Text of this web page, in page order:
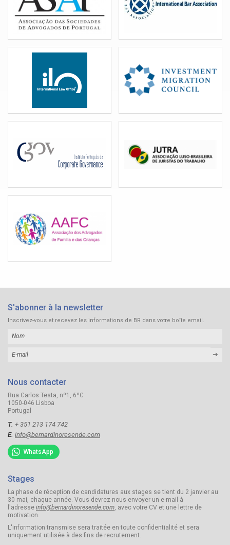
S'abonner à la newsletter
Inscrivez-vous et recevez les informations de BR dans votre boîte email.
➜
Nous contacter
Rua Carlos Testa, nº1, 6ºC
1050-046 Lisboa
Portugal
T. + 351 213 174 742
E. info@bernardinoresende.com
WhatsApp
Stages
La phase de réception de candidatures aux stages se tient du 2 janvier au
30 mai, chaque année. Vous devrez nous envoyer un e-mail à
l'adresse info@bernardinoresende.com , avec votre CV et une lettre de
motivation.
L'information transmise sera traitée en toute confidentialité et sera
uniquement utilisée à des fins de recrutement.